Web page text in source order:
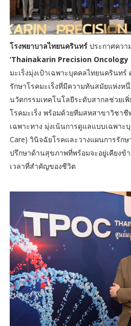
โรงพยาบาลไทยนครินทร์ประกาศควา
‘Thainakarin Precision Oncology
มะเร็งมุ่งเป้าเฉพาะบุคคลไทยนครินท
รักษาโรคมะเร็งที่มีความทันสมัยแห่งห
นวัตกรรมเทคโนโลยีระดับสากลช่วยเ
โรคมะเร็ง พร้อมด้วยทีมสหสาขาวิชา
เฉพาะทาง มุ่งเน้นการดูแลแบบเฉพาะ
Care) วินิจฉัยโรคและวางแผนการรัก
ปรึกษาด้านสุขภาพที่พร้อมจะอยู่เคียงข้
เวลาที่สำคัญของชีวิต